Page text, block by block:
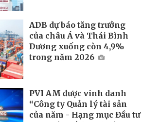
ADB dự báo tăng trưởng
của châu Á và Thái Bình
Dương xuống còn 4,9%
trong năm 2026
PVI AM được vinh danh
“Công ty Quản lý tài sản
của năm - Hạng mục Đầu tư